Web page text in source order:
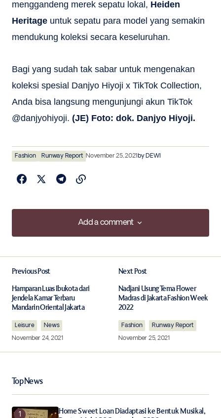
menggandeng merek sepatu lokal, Heiden
Heritage untuk sepatu para model yang semakin
mendukung koleksi secara keseluruhan.
Bagi yang sudah tak sabar untuk mengenakan
koleksi spesial Danjyo Hiyoji x TikTok Collection,
Anda bisa langsung mengunjungi akun TikTok
@danjyohiyoji. (JE) Foto: dok. Danjyo Hiyoji.
Fashion Runway Report November 25, 2021byDEWI
Add a comment
Add a comment
Required fields are marked*
Your Name
Your E-mail*
Previous Post
Hamparan Luas Ibukota dari
Jendela Kamar Terbaru
Mandarin Oriental Jakarta
Leisure
News
November 24, 2021
Next Post
Nadjani Usung Tema Flower
Madras di Jakarta Fashion Week
2022
Fashion
Runway Report
November 25, 2021
Top News
Home Sweet Loan Diadaptasi ke Bentuk Musikal,